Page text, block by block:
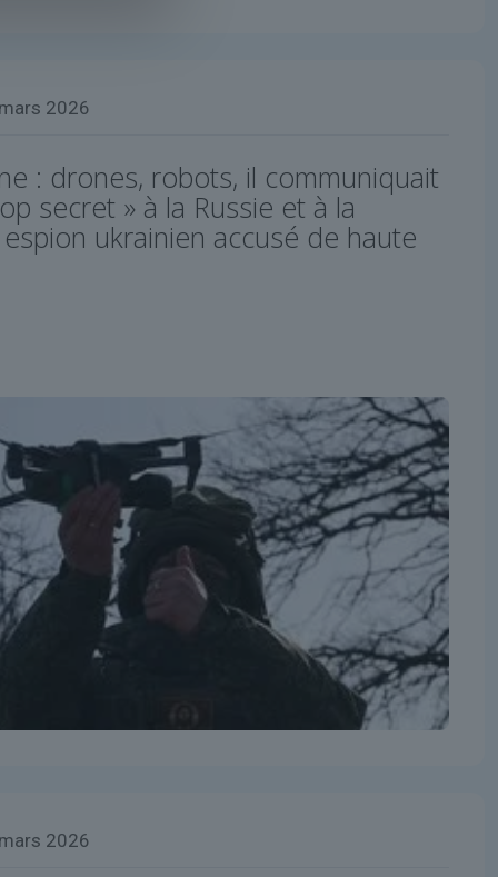
2026
: drones, robots, il communiquait
secret » à la Russie et à la
ukrainien accusé de haute
2026